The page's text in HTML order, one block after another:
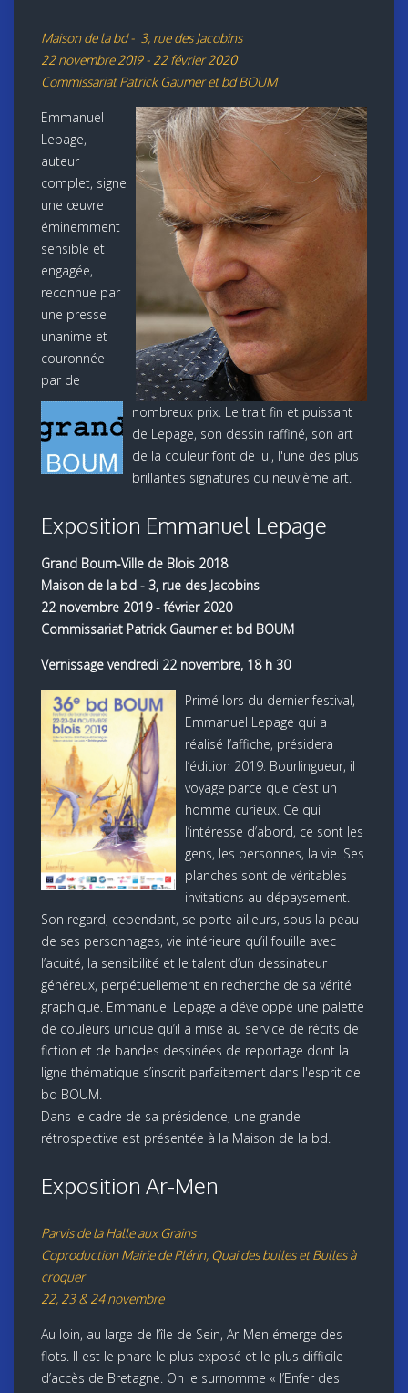
Maison de la bd - 3, rue des Jacobins
22 novembre 2019 - 22 février 2020
Commissariat Patrick Gaumer et bd BOUM
Emmanuel
Lepage,
auteur
complet, signe
une œuvre
éminemment
sensible et
engagée,
reconnue par
une presse
unanime et
couronnée
par de
nombreux prix. Le trait fin et puissant
de Lepage, son dessin raffiné, son art
de la couleur font de lui, l'une des plus
brillantes signatures du neuvième art.
Exposition Emmanuel Lepage
Grand Boum-Ville de Blois 2018
Maison de la bd - 3, rue des Jacobins
22 novembre 2019 - février 2020
Commissariat Patrick Gaumer et bd BOUM
Vernissage vendredi 22 novembre, 18 h 30
Primé lors du dernier festival,
Emmanuel Lepage qui a
réalisé l’affiche, présidera
l’édition 2019. Bourlingueur, il
voyage parce que c’est un
homme curieux. Ce qui
l’intéresse d’abord, ce sont les
gens, les personnes, la vie. Ses
planches sont de véritables
invitations au dépaysement.
Son regard, cependant, se porte ailleurs, sous la peau
de ses personnages, vie intérieure qu’il fouille avec
l’acuité, la sensibilité et le talent d’un dessinateur
généreux, perpétuellement en recherche de sa vérité
graphique. Emmanuel Lepage a développé une palette
de couleurs unique qu’il a mise au service de récits de
fiction et de bandes dessinées de reportage dont la
ligne thématique s’inscrit parfaitement dans l'esprit de
bd BOUM.
Dans le cadre de sa présidence, une grande
rétrospective est présentée à la Maison de la bd.
Exposition Ar-Men
Parvis de la Halle aux Grains
Coproduction Mairie de Plérin, Quai des bulles et Bulles à
croquer
22, 23 & 24 novembre
Au loin, au large de l’île de Sein, Ar-Men émerge des
flots. Il est le phare le plus exposé et le plus difficile
d’accès de Bretagne. On le surnomme « l’Enfer des